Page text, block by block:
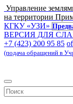
Управление
на территории
КГКУ «УЗИ»
ВЕРСИЯ ДЛЯ
+7 (423) 200 95 85
(подача обращений в